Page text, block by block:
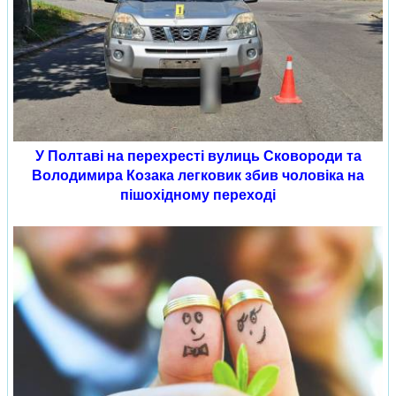
У Полтаві на перехресті вулиць Сковороди та
Володимира Козака легковик збив чоловіка на
пішохідному переході